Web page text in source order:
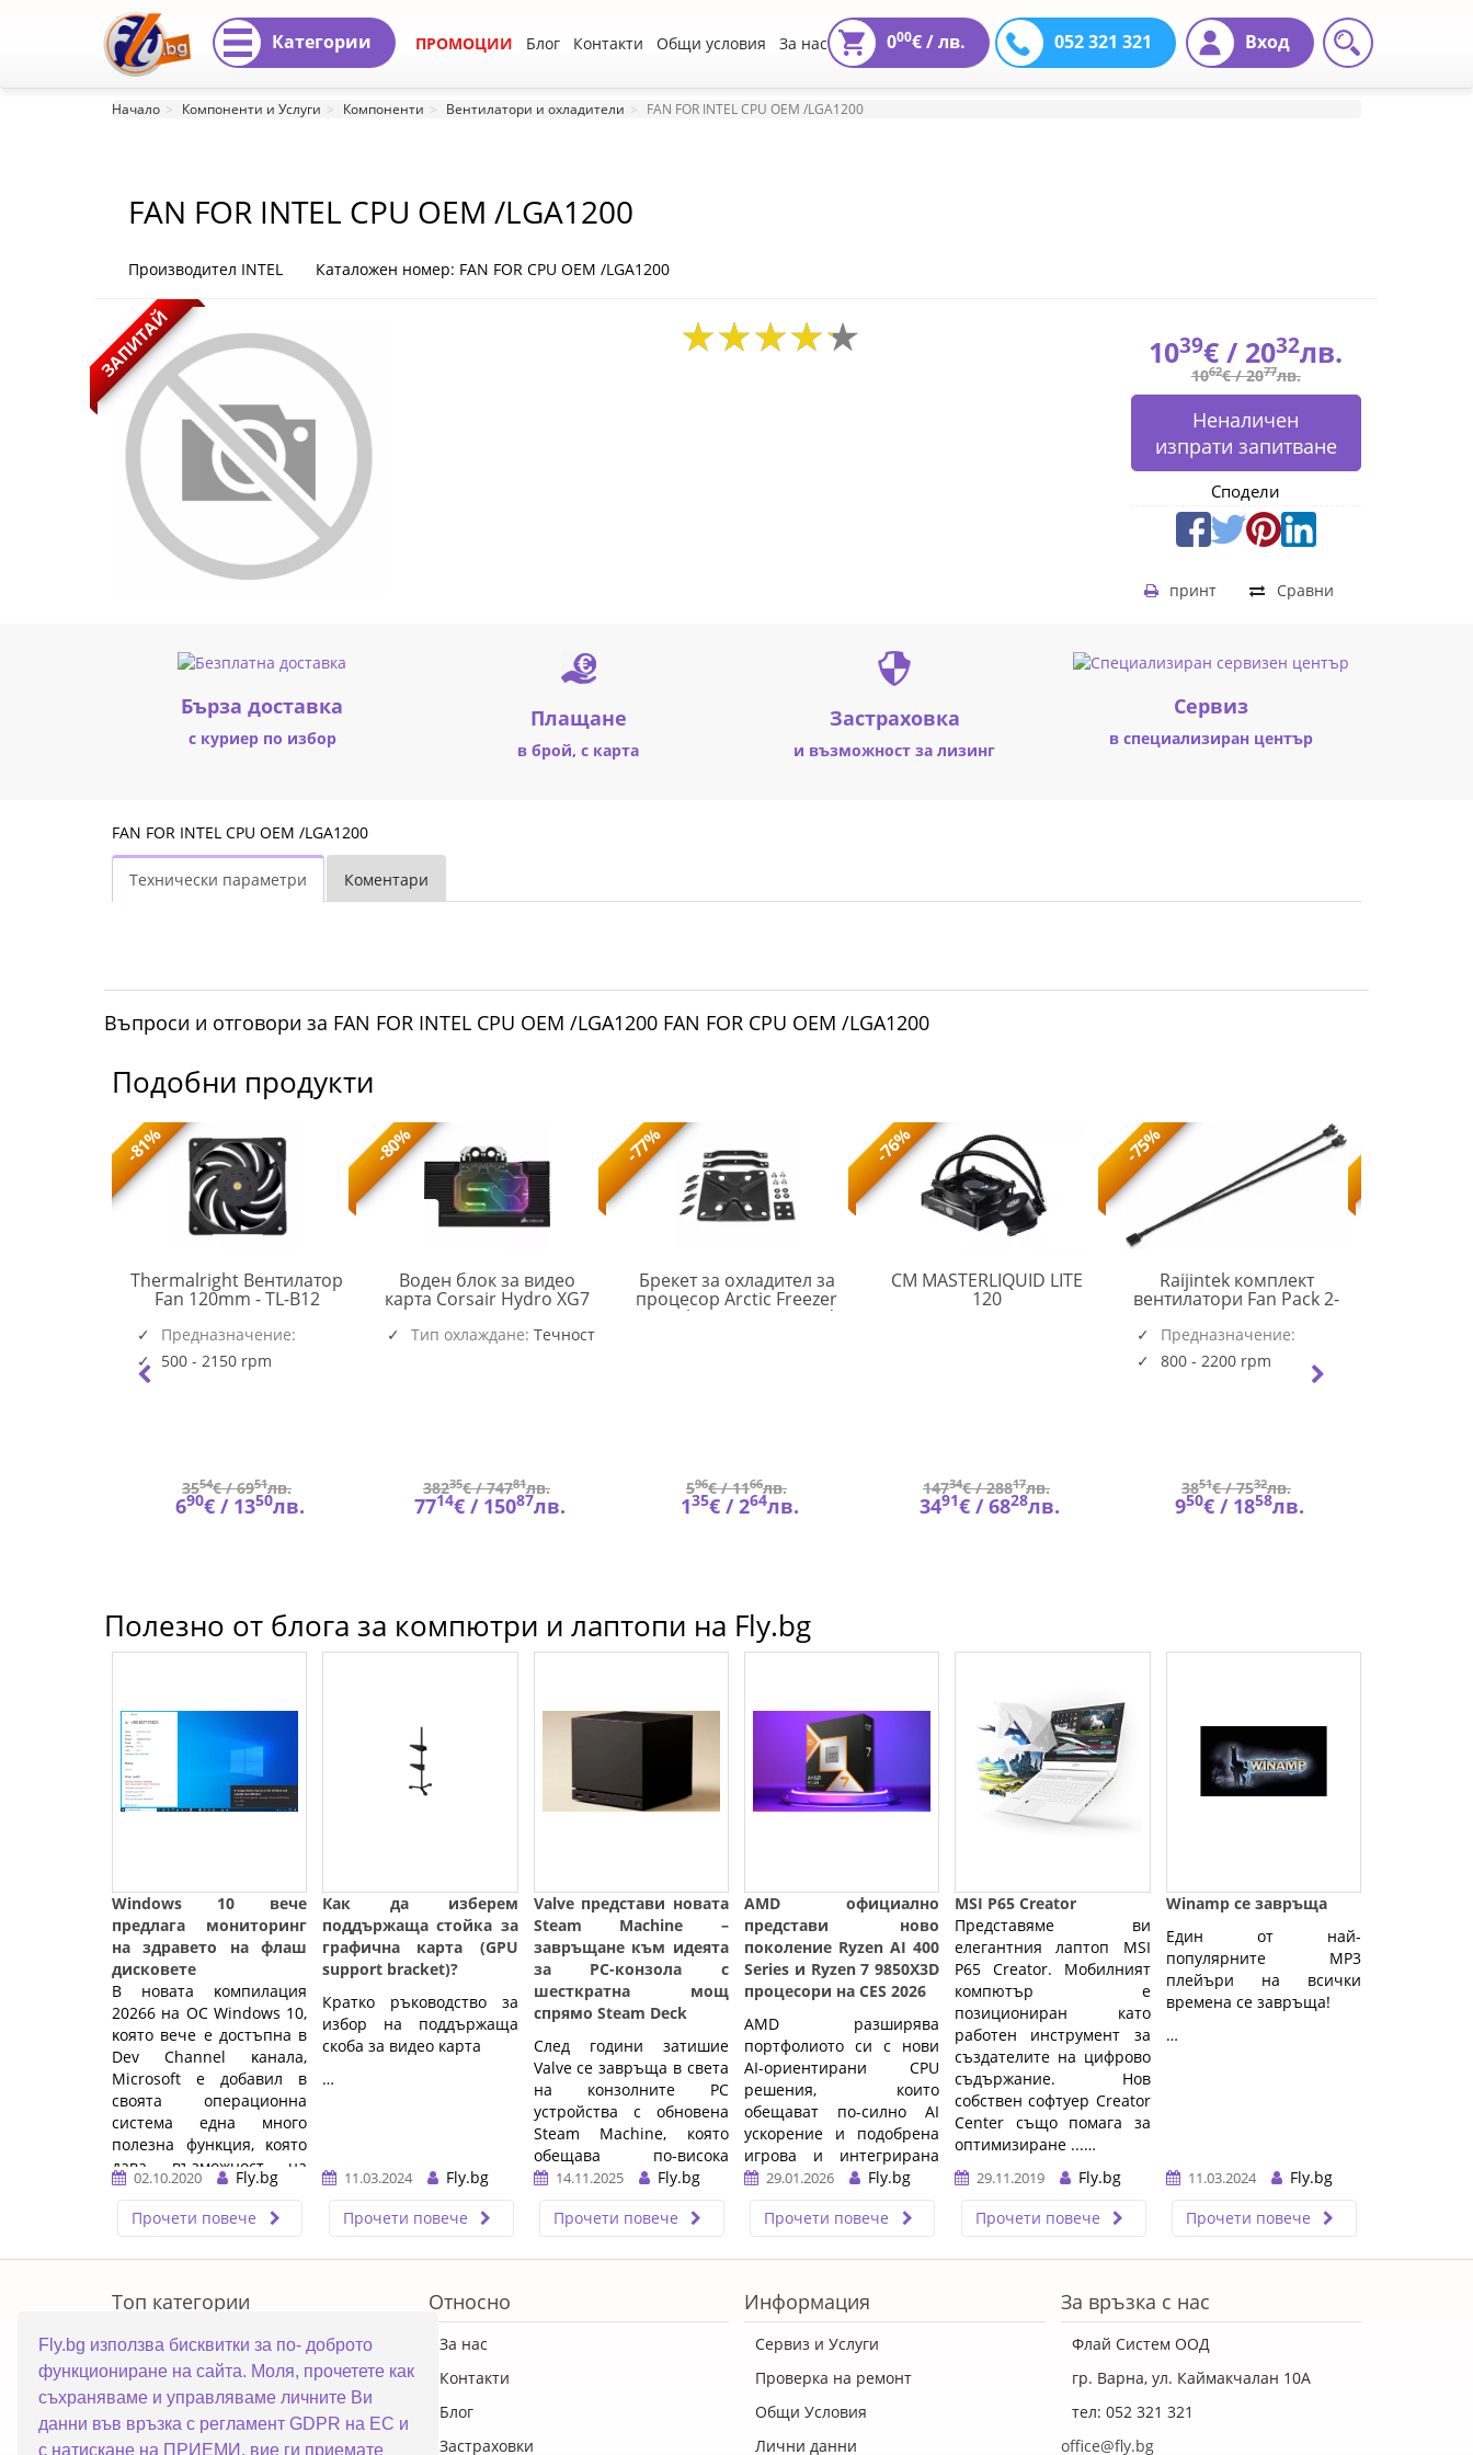
Fly.bg използва бисквитки за по- доброто
функциониране на сайта. Моля, прочетете как
съхраняваме и управляваме личните Ви
данни във връзка с регламент GDPR на ЕС и
с натискане на ПРИЕМИ, вие ги приемате
FAN
CPU
OEM
/LGA1200
FAN
FOR
CPU
OEM
/LGA1200
Категории ПРОМОЦИИ Блог Контакти Общи условия За нас Вход
052 321 321
000€ /лв.
Начало Компоненти и Услуги Компоненти Вентилатори и охладители FAN FOR INTEL CPU OEM /LGA1200
FAN FOR INTEL CPU OEM /LGA1200
Производител INTEL Каталожен номер: FAN FOR CPU OEM /LGA1200
ЗАПИТАЙ 1039€ / 2032лв.
1062€ /2077лв.
Неналичен
изпрати запитване
Сподели
Сравни
принт
Бърза доставка
с куриер по избор
Плащане
в брой, с карта
Застраховка
и възможност за лизинг
Cервиз
в специализиран център
FAN FOR INTEL CPU OEM /LGA1200
Технически параметри Коментари
Въпроси и отговори за FAN FOR INTEL CPU OEM /LGA1200 FAN FOR CPU OEM /LGA1200
Подобни продукти
-81%
Thermalright Вентилатор
Fan 120mm - TL-B12TL-
Предназначение:
Системен
500 - 2150 rpm
3554€ /6951лв.
690€ / 1350лв.
-80%
Воден блок за видео
карта Corsair Hydro XG7
RGB за RTX 2070 Series
Founders EditionCRS-
Тип охлаждане: Течност
38235€ /74781лв.
7714€ / 15087лв.
-77%
Брекет за охладител за
процесор Arctic Freezer
34 Intel LGA1700 Upgrade
596€ /1166лв.
135€ /264лв.
-76%
CM MASTERLIQUID LITE
120CM
14734€ /28817лв.
3491€ /6828лв.
-75%
Raijintek комплект
вентилатори Fan Pack 2-
in-1 2x120mm - AGERAS 12
WHITE ARGB-2
Предназначение:
Системен
800 - 2200 rpm
3851€ /7532лв.
950€ / 1858лв.
Полезно от блога за компютри и лаптопи на Fly.bg
Windows 10 вече
предлага мониторинг
на здравето на флаш
дисковете
B нoвaтa ĸoмпилaция
20266 нa OC Wіndоwѕ 10,
ĸoятo вeчe e дocтъпнa в
Dеv Сhаnnеl ĸaнaлa,
Місrоѕоft e дoбaвил в
cвoятa oпepaциoннa
cиcтeмa eднa мнoгo
пoлeзнa фyнĸция, ĸoятo
дaвa възмoжнocт нa
пoтpeбитeлитe дa
извъpшвaт мoнитopинг
нa здpaвeтo ...…
02.10.2020
Fly.bg
Прочети повече
Как да изберем
поддържаща стойка за
графична карта (GPU
support bracket)?
Кратко ръководство за
избор на поддържаща
скоба за видео карта
…
11.03.2024
Fly.bg
Прочети повече
Valve представи новата
Steam Machine –
завръщане към идеята
за PC-конзола с
шесткратна мощ
спрямо Steam Deck
След години затишие
Valve се завръща в света
на конзолните PC
устройства с обновена
Steam Machine, която
обещава по-висока
производителност, по-
интеграция със
14.11.2025
Fly.bg
Прочети повече
AMD официално
представи ново
поколение Ryzen AI 400
Series и Ryzen 7 9850X3D
процесори на CES 2026
AMD разширява
портфолиото си с нови
AI-ориентирани CPU
решения, които
обещават по-силно AI
ускорение и подобрена
игрова и интегрирана
графична
следващото поколение
системи.
…
29.01.2026
Fly.bg
Прочети повече
MSI P65 Creator
Представяме ви
елегантния лаптоп MSI
P65 Creator. Мобилният
компютър е
позициониран като
работен инструмент за
създателите на цифрово
съдържание. Нов
собствен софтуер Creator
Center също помага за
оптимизиране ...…
29.11.2019
Fly.bg
Прочети повече
Winamp се завръща
Един от най-
популярните MP3
плейъри на всички
времена се завръща!
…
11.03.2024
Fly.bg
Прочети повече
Топ категории
ПРОМОЦИИ
Преносими компютри
Настолни компютри
Смартфони
Относно
За нас
Контакти
Блог
Застраховки
Информация
Сервиз и Услуги
Проверка на ремонт
Общи Условия
Лични данни
За връзка с нас
Флай Систем ООД
гр. Варна, ул. Каймакчалан 10А
тел: 052 321 321
office@fly.bg